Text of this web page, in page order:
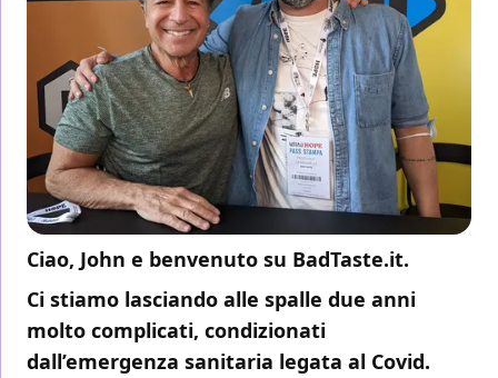
Ciao, John e benvenuto su BadTaste.it.
Ci stiamo lasciando alle spalle due anni
molto complicati, condizionati
dall’emergenza sanitaria legata al Covid.